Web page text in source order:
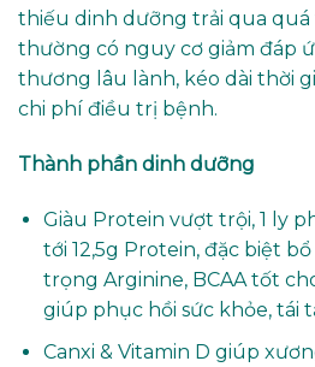
thiếu dinh dưỡng trải qua
thường có nguy cơ giảm đáp
thương lâu lành, kéo dài thời
chi phí điều trị bệnh.
Thành phần dinh dưỡng
Giàu Protein vượt trội, 1 ly
tới 12,5g Protein, đặc biệt
trọng Arginine, BCAA tốt
giúp phục hồi sức khỏe, tái
Canxi & Vitamin D giúp